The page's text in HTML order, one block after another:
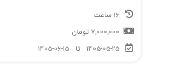
7,000,000 تومان
1405-05-25
تا 1405-06-15